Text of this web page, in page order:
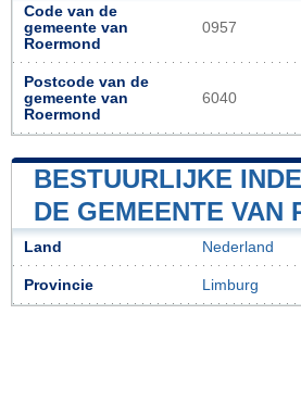
Code van de
gemeente van
Roermond
0957
Postcode van de
gemeente van
Roermond
6040
BESTUURLIJKE
DE GEMEENTE VAN
Land Nederland
Provincie Limburg